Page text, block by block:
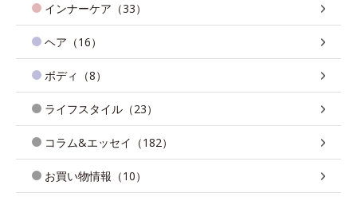
インナーケア（33）
ヘア（16）
ボディ（8）
ライフスタイル（23）
コラム&エッセイ（182）
お買い物情報（10）